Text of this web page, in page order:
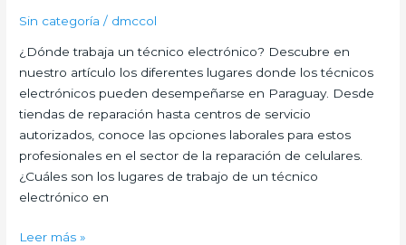
celulares
en
Paraguay
Sin categoría / dmccol
¿Dónde trabaja un técnico electrónico? Descubre en
nuestro artículo los diferentes lugares donde los técnicos
electrónicos pueden desempeñarse en Paraguay. Desde
tiendas de reparación hasta centros de servicio
autorizados, conoce las opciones laborales para estos
profesionales en el sector de la reparación de celulares.
¿Cuáles son los lugares de trabajo de un técnico
electrónico en
Descubre
Leer más »